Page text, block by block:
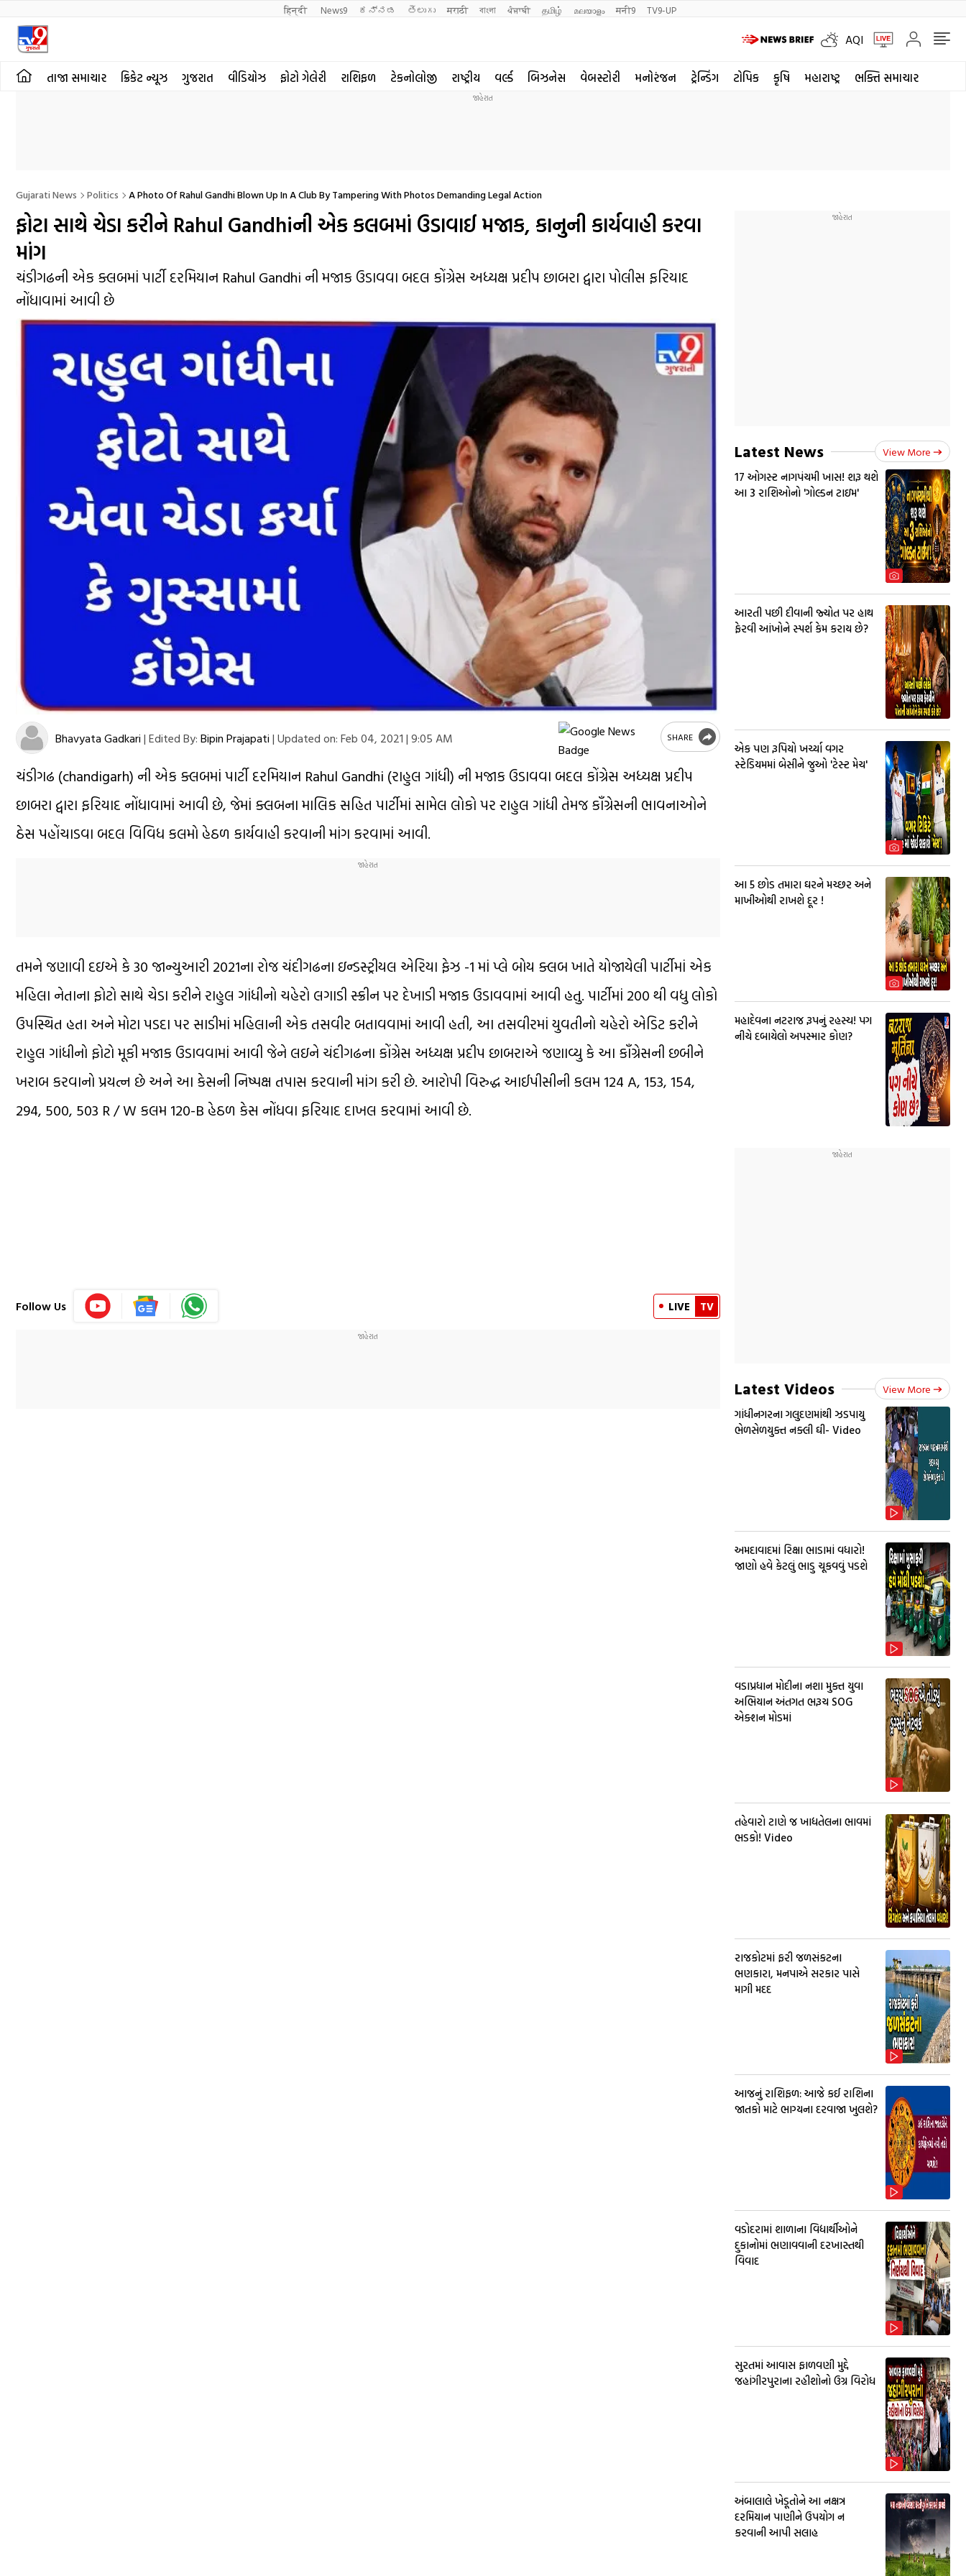
हिन्दी News9 ಕನ್ನಡ తెలుగు मराठी বাংলা ਪੰਜਾਬੀ தமிழ் മലയാളം मनी9 TV9-UP
AQI
તાજા સમાચાર ક્રિકેટ ન્યૂઝ ગુજરાત વીડિયોઝ ફોટો ગેલેરી રાશિફળ ટેકનોલોજી રાષ્ટ્રીય વર્લ્ડ બિઝનેસ વેબસ્ટોરી મનોરંજન ટ્રેન્ડિંગ ટોપિક કૃષિ મહારાષ્ટ્ર ભક્તિ સમાચાર
Gujarati News Politics A Photo Of Rahul Gandhi Blown Up In A Club By Tampering With Photos Demanding Legal Action
ફોટા સાથે ચેડા કરીને Rahul Gandhiની એક કલબમાં ઉડાવાઈ મજાક, કાનુની કાર્યવાહી કરવા
માંગ
ચંડીગઢની એક ક્લબમાં પાર્ટી દરમિયાન Rahul Gandhi ની મજાક ઉડાવવા બદલ કોંગ્રેસ અધ્યક્ષ પ્રદીપ છાબરા દ્વારા પોલીસ ફરિયાદ
નોંધાવામાં આવી છે
Bhavyata Gadkari | Edited By: Bipin Prajapati | Updated on: Feb 04, 2021 | 9:05 AM SHARE
ચંડીગઢ (chandigarh) ની એક ક્લબમાં પાર્ટી દરમિયાન Rahul Gandhi (રાહુલ ગાંધી) ની મજાક ઉડાવવા બદલ કોંગ્રેસ અધ્યક્ષ પ્રદીપ
છાબરા દ્વારા ફરિયાદ નોંધાવામાં આવી છે, જેમાં ક્લબના માલિક સહિત પાર્ટીમાં સામેલ લોકો પર રાહુલ ગાંધી તેમજ કૉંગ્રેસની ભાવનાઓને
ઠેસ પહોંચાડવા બદલ વિવિધ કલમો હેઠળ કાર્યવાહી કરવાની માંગ કરવામાં આવી.
તમને જણાવી દઇએ કે 30 જાન્યુઆરી 2021ના રોજ ચંદીગઢના ઇન્ડસ્ટ્રીયલ એરિયા ફેઝ -1 માં પ્લે બોય ક્લબ ખાતે યોજાયેલી પાર્ટીમાં એક
મહિલા નેતાના ફોટો સાથે ચેડા કરીને રાહુલ ગાંધીનો ચહેરો લગાડી સ્ક્રીન પર દેખાડી મજાક ઉડાવવામાં આવી હતુ. પાર્ટીમાં 200 થી વધુ લોકો
ઉપસ્થિત હતા અને મોટા પડદા પર સાડીમાં મહિલાની એક તસવીર બતાવવામાં આવી હતી, આ તસવીરમાં યુવતીનો ચહેરો એડિટ કરીને
રાહુલ ગાંધીનો ફોટો મૂકી મજાક ઉડાવવામાં આવી જેને લઇને ચંદીગઢના કોંગ્રેસ અધ્યક્ષ પ્રદીપ છાબરાએ જણાવ્યુ કે આ કૉંગ્રેસની છબીને
ખરાબ કરવાનો પ્રયત્ન છે અને આ કેસની નિષ્પક્ષ તપાસ કરવાની માંગ કરી છે. આરોપી વિરુદ્ધ આઈપીસીની કલમ 124 A, 153, 154,
294, 500, 503 R / W કલમ 120-B હેઠળ કેસ નોંધવા ફરિયાદ દાખલ કરવામાં આવી છે.
Follow Us LIVE TV
Latest News View More
17 ઓગસ્ટ નાગપંચમી ખાસ! શરૂ થશે
આ 3 રાશિઓનો 'ગોલ્ડન ટાઇમ'
આરતી પછી દીવાની જ્યોત પર હાથ
ફેરવી આંખોને સ્પર્શ કેમ કરાય છે?
એક પણ રૂપિયો ખર્ચ્યા વગર
સ્ટેડિયમમાં બેસીને જુઓ 'ટેસ્ટ મેચ'
આ 5 છોડ તમારા ઘરને મચ્છર અને
માખીઓથી રાખશે દૂર !
મહાદેવના નટરાજ રૂપનું રહસ્ય! પગ
નીચે દબાયેલો અપસ્માર કોણ?
Latest Videos View More
ગાંધીનગરના ગલુદણમાંથી ઝડપાયુ
ભેળસેળયુક્ત નક્લી ઘી- Video
અમદાવાદમાં રિક્ષા ભાડામાં વધારો!
જાણો હવે કેટલું ભાડુ ચૂકવવું પડશે
વડાપ્રધાન મોદીના નશા મુક્ત યુવા
અભિયાન અંતગત ભરૂચ SOG
એક્શન મોડમાં
તહેવારો ટાણે જ ખાદ્યતેલના ભાવમાં
ભડકો! Video
રાજકોટમાં ફરી જળસંકટના
ભણકારા, મનપાએ સરકાર પાસે
માગી મદદ
આજનું રાશિફળ: આજે કઈ રાશિના
જાતકો માટે ભાગ્યના દરવાજા ખુલશે?
વડોદરામાં શાળાના વિદ્યાર્થીઓને
દુકાનોમાં ભણાવવાની દરખાસ્તથી
વિવાદ
સુરતમાં આવાસ ફાળવણી મુદ્દે
જહાંગીરપુરાના રહીશોનો ઉગ્ર વિરોધ
અંબાલાલે ખેડૂતોને આ નક્ષત્ર
દરમિયાન પાણીને ઉપયોગ ન
કરવાની આપી સલાહ